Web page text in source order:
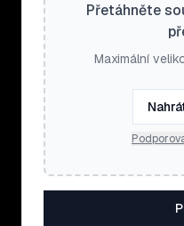
Přetáhněte
Maximální